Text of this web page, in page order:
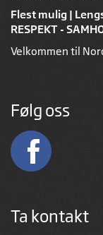
Flest mulig |
RESPEKT -
Velkommen til
Følg oss
Ta kontakt